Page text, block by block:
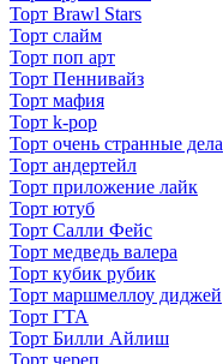
Торт Brawl Stars
Торт слайм
Торт поп арт
Торт Пеннивайз
Торт мафия
Торт k-pop
Торт очень странные дела
Торт андертейл
Торт приложение лайк
Торт ютуб
Торт Салли Фейс
Торт медведь валера
Торт кубик рубик
Торт маршмеллоу диджей
Торт ГТА
Торт Билли Айлиш
Торт череп